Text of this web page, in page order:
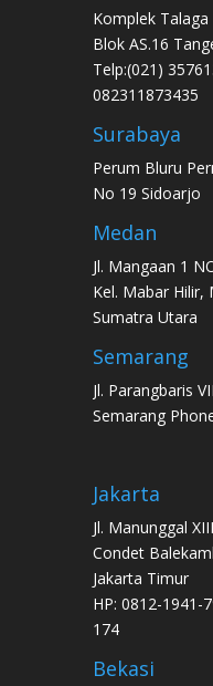
Komplek
Blok AS.16
Telp:(021)
082311873435
Surabaya
Perum Bluru
No 19 Sidoarjo
Medan
Jl. Mangaan 1
Kel. Mabar Hilir,
Sumatra Utara
Semarang
Jl. Parangbaris
Semarang
Jakarta
Jl. Manunggal
Condet
Jakarta Timur
HP: 0812-1941-
174
Bekasi